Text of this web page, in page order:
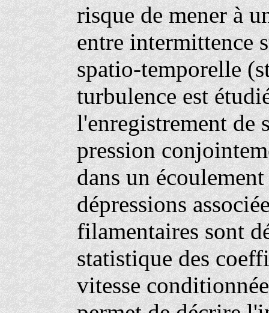
risque de mener à
entre intermittence
spatio-temporelle
turbulence est
l'enregistrement de
pression
dans un
dépressions
filamentaires sont
statistique des
vitesse